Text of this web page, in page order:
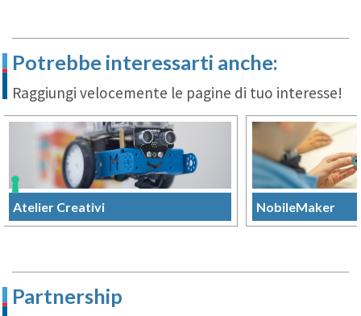
Potrebbe interessarti anche:
Raggiungi velocemente le pagine di tuo interesse!
Atelier Creativi NobileMaker
Partnership